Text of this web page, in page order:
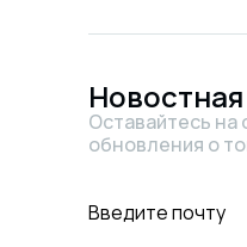
Оставайтесь на
обновления о
Введите почту